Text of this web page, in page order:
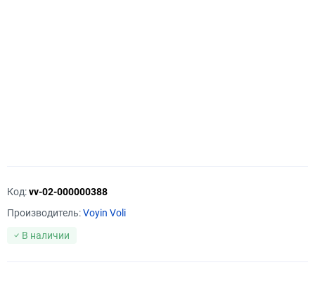
Код:vv-02-000000388
Производитель:Voyin Voli
В наличии